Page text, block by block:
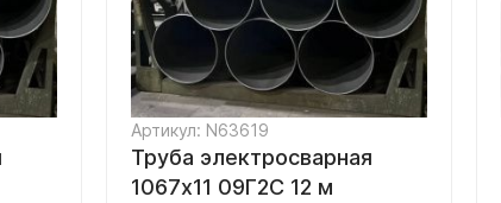
Артикул: N63619
Труба электросварная
1067х11 09Г2С 12 м